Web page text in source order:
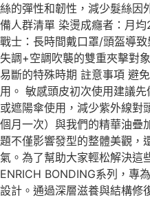
絲的彈性和韌性，減少髮絲因
備人群清單 染燙成癮者：月
戰士：長時間戴口罩/頭盔導
失調+空調吹襲的雙重夾擊對
易斷的特殊時期 註意事項 避
用。 敏感頭皮初次使用建議
或遮陽傘使用，減少紫外線對
個月一次）與我們的精華油疊
題不僅影響發型的整體美觀，
氣。為了幫助大家輕松解決這
ENRICH BONDING系列，專
設計。通過深層滋養與結構修